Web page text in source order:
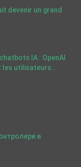
devenir un grand
IA : OpenAI
les utilisateurs...
в